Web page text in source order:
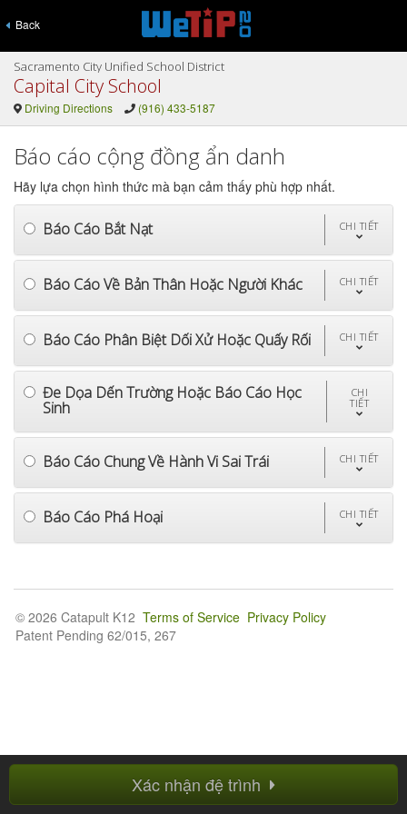
Back
Sacramento City Unified School District
Capital City School
Driving Directions (916) 433-5187
Báo cáo cộng đồng ẩn danh
Hãy lựa chọn hình thức mà bạn cảm thấy phù hợp nhất.
Báo Cáo Bắt Nạt CHI TIẾT
Báo Cáo Về Bản Thân Hoặc Người Khác CHI TIẾT
Báo Cáo Phân Biệt Dối Xử Hoặc Quấy Rối CHI TIẾT
Đe Dọa Dến Trường Hoặc Báo Cáo Học
Sinh
CHI
TIẾT
Báo Cáo Chung Về Hành Vi Sai Trái CHI TIẾT
Báo Cáo Phá Hoại CHI TIẾT
Xác nhận đệ trình
© 2026 Catapult K12 Terms of Service Privacy Policy
Patent Pending 62/015, 267